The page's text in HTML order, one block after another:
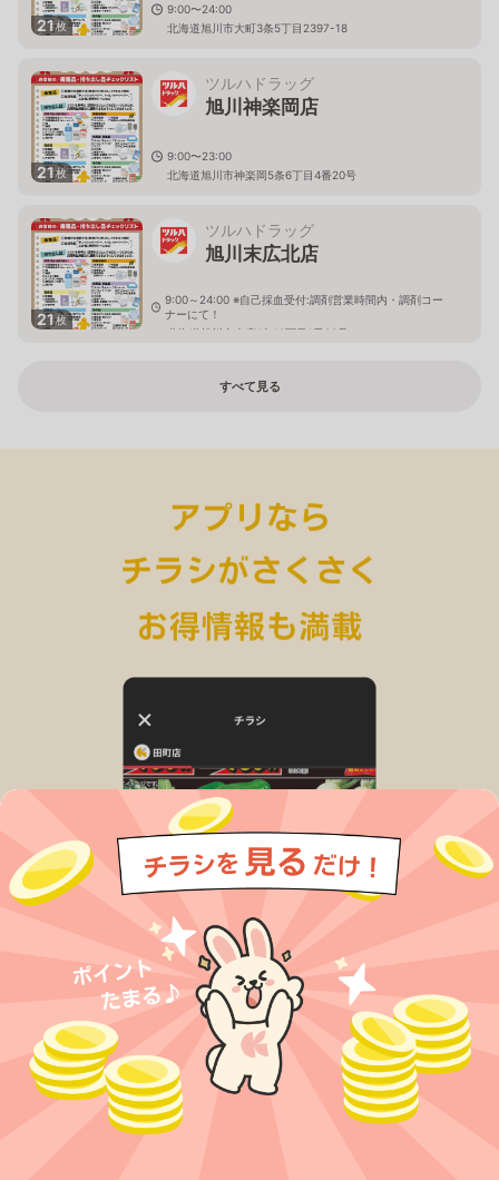
21枚
9:00〜24:00
北海道旭川市大町3条5丁目2397-18
21枚
ツルハドラッグ
旭川神楽岡店
9:00〜23:00
北海道旭川市神楽岡5条6丁目4番20号
21枚
ツルハドラッグ
旭川末広北店
9:00～24:00 ※自己採血受付:調剤営業時間内・調剤コー
ナーにて！
北海道旭川市末広1条10丁目1番20号
すべて見る